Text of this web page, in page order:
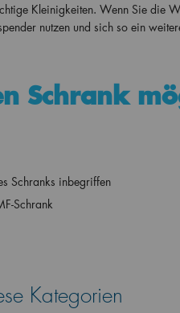
Kleinigkeiten. Wenn Sie die
nutzen und sich so ein
Schrank
Schranks inbegriffen
Schrank
Kategorien